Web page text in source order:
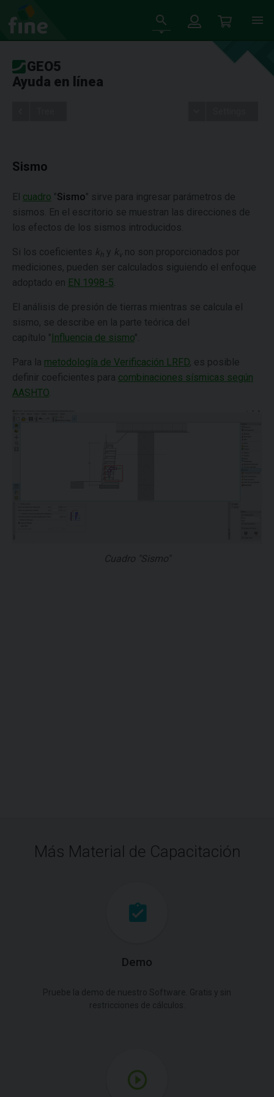
GEO5
Ayuda en línea
Sismo
El cuadro "Sismo" sirve para ingresar parámetros de
sismos. En el escritorio se muestran las direcciones de
los efectos de los sismos introducidos.
Si los coeficientes kh y k v no son proporcionados por
mediciones, pueden ser calculados siguiendo el enfoque
adoptado en EN 1998-5
El análisis de presión de tierras mientras se calcula el
sismo, se describe en la parte teórica del
capítulo "Influencia de sismo".
Para la metodología de Verificación LRFD, es posible
definir coeficientes para combinaciones sísmicas según
AASHTO
Cuadro "Sismo"
Más Material de Capacitación
Demo